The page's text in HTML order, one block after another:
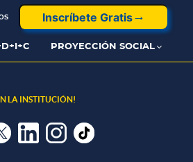
Inscríbete Gratis
PROYECCIÓN SOCIAL
LA INSTITUCIÓN!